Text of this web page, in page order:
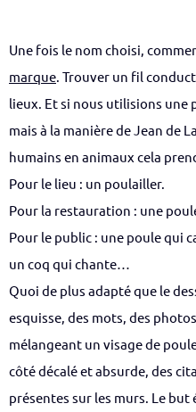
Une fois le nom choisi,
marque . Trouver un fil
lieux. Et si nous utilisions une
mais à la manière de Jean de
humains en animaux cela
Pour le lieu : un poulailler.
Pour la restauration : une
Pour le public : une poule qui
un coq qui chante…
Quoi de plus adapté que le
esquisse, des mots, des
mélangeant un visage de
côté décalé et absurde, des
présentes sur les murs. Le